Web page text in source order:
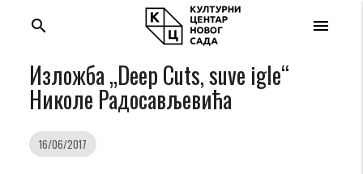
menu
search
Изложба „Deep Cuts, suve igle“
Николе Радосављевића
16/06/2017